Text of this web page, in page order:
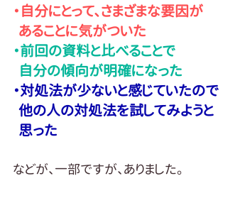
・自分にとって、さまざまな要因が
  あることに気がついた
・前回の資料と比べることで
  自分の傾向が明確になった
・対処法が少ないと感じていたので
  他の人の対処法を試してみようと
  思った
などが、一部ですが、ありました。